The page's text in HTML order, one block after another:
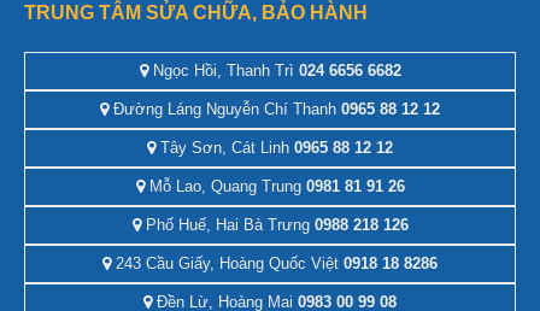
TRUNG TÂM SỬA CHỮA, BẢO HÀNH
Ngọc Hồi, Thanh Trì 024 6656 6682
Đường Láng Nguyễn Chí Thanh 0965 88 12 12
Tây Sơn, Cát Linh 0965 88 12 12
Mỗ Lao, Quang Trung0981 81 91 26
Phố Huế, Hai Bà Trưng0988 218 126
243 Cầu Giấy, Hoàng Quốc Việt 0918 18 8286
Đền Lừ, Hoàng Mai 0983 00 99 08